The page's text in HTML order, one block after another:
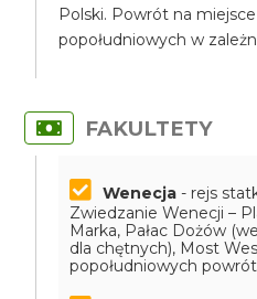
Polski. Powrót na
popołudniowych w
FAKULTETY
Wenecja - rejs
Zwiedzanie Wenecji –
Marka, Pałac Dożów
dla chętnych), Most
popołudniowych